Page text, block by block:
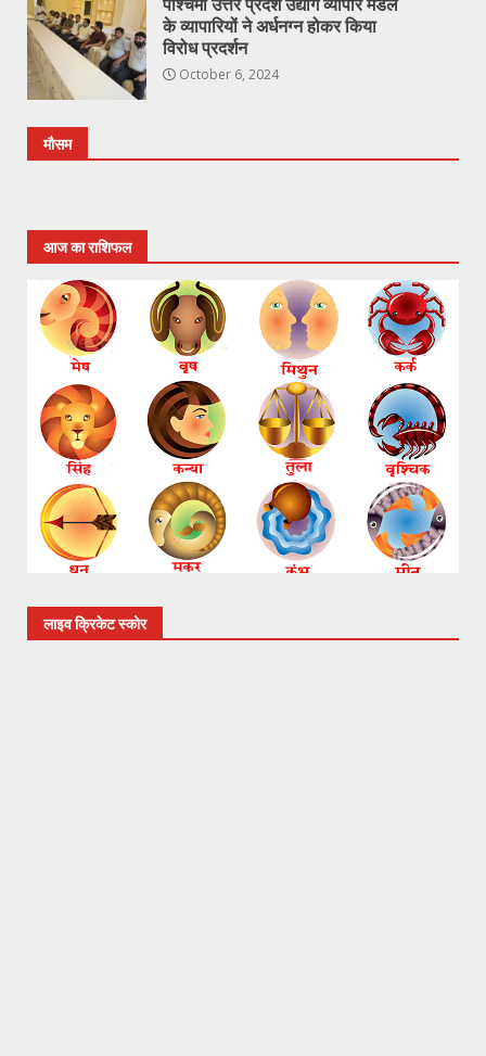
पश्चिमी उत्तर प्रदेश उद्योग व्यापार मंडल
के व्यापारियों ने अर्धनग्न होकर किया
विरोध प्रदर्शन
October 6, 2024
मौसम
आज का राशिफल
लाइव क्रिकेट स्कोर